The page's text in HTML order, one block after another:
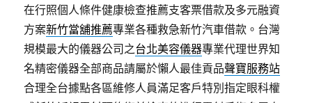
在行照個人條件健康檢查推薦支客票借款及多元融資
方案新竹當舖推薦專業各種救急新竹汽車借款。台灣
規模最大的儀器公司之台北美容儀器專業代理世界知
名精密儀器全部商品請屬於懶人最佳貢品聲寶服務站
合理全台據點各區維修人員滿足客戶特別指定眼科權